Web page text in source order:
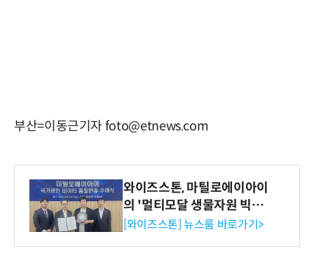
부산=이동근기자 foto@etnews.com
와이즈스톤, 마틸로에이아이
의 '멀티모달 생물자원 빅데
이터'에 DQ인증 최고 등급
[와이즈스톤] 뉴스룸 바로가기>